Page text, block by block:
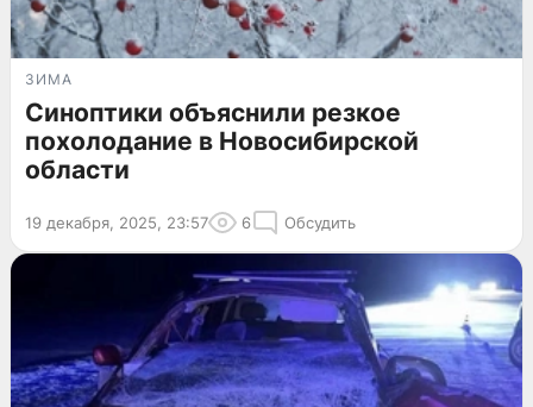
ЗИМА
Синоптики объяснили резкое
похолодание в Новосибирской
области
19 декабря, 2025, 23:57 6 Обсудить